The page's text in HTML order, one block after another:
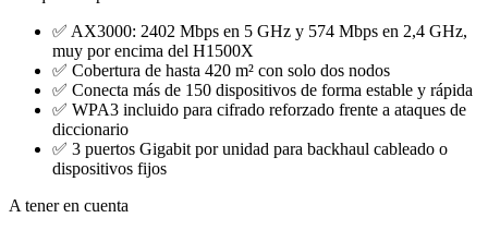
✅ AX3000: 2402 Mbps en 5 GHz y 574 Mbps en 2,4 GHz,
muy por encima del H1500X
✅ Cobertura de hasta 420 m² con solo dos nodos
✅ Conecta más de 150 dispositivos de forma estable y rápida
✅ WPA3 incluido para cifrado reforzado frente a ataques de
diccionario
✅ 3 puertos Gigabit por unidad para backhaul cableado o
dispositivos fijos
A tener en cuenta